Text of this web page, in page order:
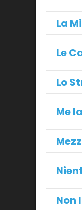
La
Le
Lo
Me
Non